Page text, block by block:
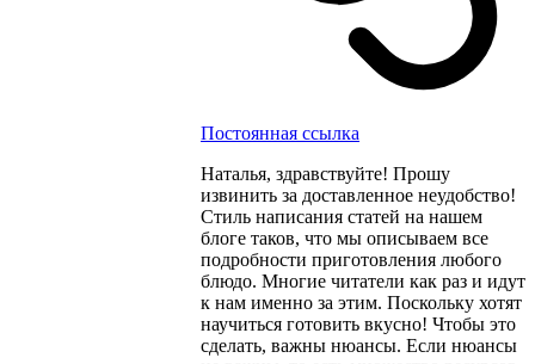
Постоянная ссылка
Наталья, здравствуйте! Прошу
извинить за доставленное неудобство!
Стиль написания статей на нашем
блоге таков, что мы описываем все
подробности приготовления любого
блюдо. Многие читатели как раз и идут
к нам именно за этим. Поскольку хотят
научиться готовить вкусно! Чтобы это
сделать, важны нюансы. Если нюансы